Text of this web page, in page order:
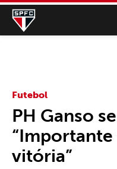
Futebol
PH Ganso
“Importante
vitória”